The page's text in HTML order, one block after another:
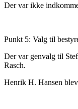
Der var ikke
Punkt 5: Valg til
Der var genvalg til
Rasch.
Henrik H. Hansen